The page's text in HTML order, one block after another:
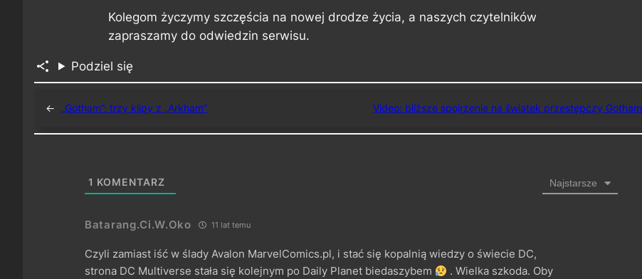
Kolegom życzymy szczęścia na nowej drodze życia, a naszych czytelników
zapraszamy do odwiedzin serwisu.
Podziel się
← „Gotham”: trzy klipy z „Arkham” Video: bliższe spojrzenie na światek przestępczy Gotham
1 KOMENTARZ Najstarsze
Batarang.Ci.W.Oko 11 lat temu
Czyli zamiast iść w ślady Avalon MarvelComics.pl, i stać się kopalnią wiedzy o świecie DC,
strona DC Multiverse stała się kolejnym po Daily Planet biedaszybem
. Wielka szkoda. Oby